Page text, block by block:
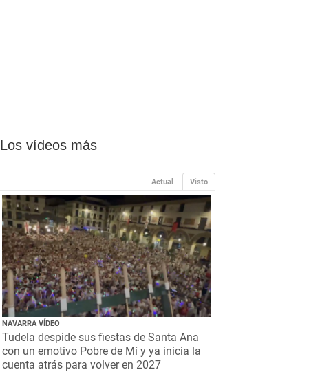
Los vídeos más
Visto
Actual
NAVARRA VÍDEO
Tudela despide sus fiestas de Santa Ana
con un emotivo Pobre de Mí y ya inicia la
cuenta atrás para volver en 2027